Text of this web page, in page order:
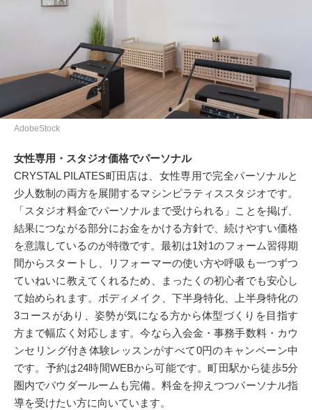
AdobeStock
女性専用・スタジオ価格でパーソナル
CRYSTAL PILATES町田店は、女性専用で完全パーソナルと
少人数制の両方を展開するマシンピラティススタジオです。
「スタジオ料金でパーソナルまで受けられる」ことを掲げ、
結果につながる部分にお金をかける方針で、続けやすい価格
を意識しているのが特徴です。最初は1対1のフォーム習得期
間からスタートし、リフォーマーの使い方や呼吸も一つずつ
ていねいに教えてくれるため、まったくの初心者でも安心し
て始められます。ボディメイク、下半身特化、上半身特化の
3コースがあり、姿勢が気になる方から体型づくりを目指す
方まで幅広く対応します。今なら入会金・事務手数料・カウ
ンセリング付き体験レッスンがすべて0円のキャンペーン中
です。予約は24時間WEBから可能です。町田駅から徒歩5分
圏内でパウダールームも完備。料金を抑えつつパーソナル指
導を受けたい方に向いています。